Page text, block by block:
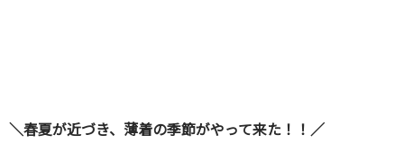
＼春夏が近づき、薄着の季節がやって来た！！／